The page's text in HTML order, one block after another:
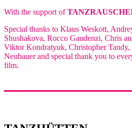
With the support of
Special thanks to Klaus Weskott,
Shushakova, Rocco Gaudenzi, Chris
Viktor Kondratyuk, Christopher
Neubauer and special thank you to
film.